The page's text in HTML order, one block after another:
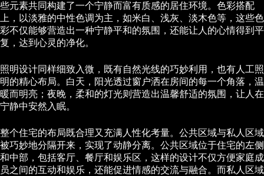
些元素共同构建了一个宁静而富有质感的居住环境。色彩搭配
上，以淡雅的中性色调为主，如米白、浅灰、淡木色等，这些色
彩不仅能够营造出一种宁静平和的氛围，还能让人的心情得到平
复，达到心灵的净化。
照明设计同样细致入微，既有自然光线的巧妙利用，也有人工照
明的精心布局。白天，阳光透过窗户洒在房间的每一个角落，温
暖而明亮；夜晚，柔和的灯光则营造出温馨舒适的氛围，让人在
宁静中安然入眠。
整个住宅的布局既合理又充满人性化考量。公共区域与私人区域
被巧妙地分隔开来，实现了动静分离。公共区域位于住宅的左侧
和中部，包括客厅、餐厅和娱乐区，这样的设计不仅方便家庭成
员之间的互动和娱乐，还能促进情感的交流与融合。而私人区域